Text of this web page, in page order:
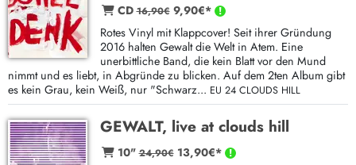
CD16,90€9,90€*
Rotes Vinyl mit Klappcover! Seit ihrer Gründung
2016 halten Gewalt die Welt in Atem. Eine
unerbittliche Band, die kein Blatt vor den Mund
nimmt und es liebt, in Abgründe zu blicken. Auf dem 2ten Album gibt
es kein Grau, kein Weiß, nur "Schwarz... EU 24 CLOUDS HILL
GEWALT, live at clouds hill
10"24,90€13,90€*